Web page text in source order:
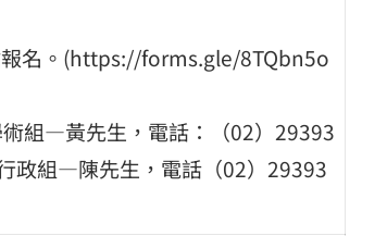
報名。(https://forms.gle/8TQbn5o
組―黃先生，電話：（02）29393
政組―陳先生，電話（02）29393